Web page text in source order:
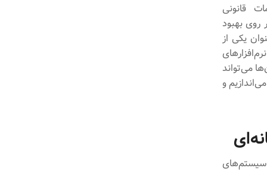
قانونی
روی بهبود
یکی از
می‌تواند
و
سیستم‌های